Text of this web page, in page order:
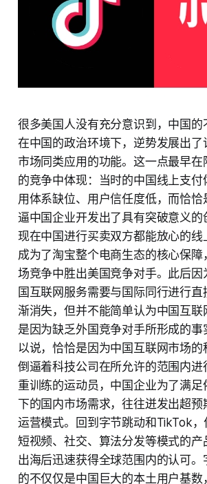
很多美国人没有充分意识到，中国的
在中国的政治环境下，逆势发展出
市场同类应用的功能。这一点最早
的竞争中体现：当时的中国线上支付
用体系缺位、用户信任度低，而恰恰
逼中国企业开发出了具有突破意义的
现在中国进行买卖双方都能放心的线
成为了淘宝整个电商生态的核心保
场竞争中胜出美国竞争对手。此后因
国互联网服务需要与国际同行进行
渐消失，但并不能简单认为中国互联
是因为缺乏外国竞争对手所形成的
以说，恰恰是因为中国互联网市场的
倒逼着科技公司在所允许的范围内进
重训练的运动员，中国企业为了满足
下的国内市场需求，往往迸发出超预
运营模式。回到字节跳动和TikTok，
短视频、社交、算法分发等模式的
出海后迅速获得全球范围内的认可。
的不仅仅是中国巨大的本土用户基数